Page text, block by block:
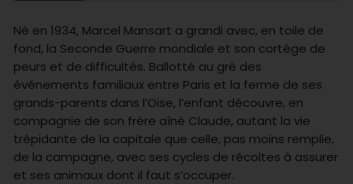
Né en 1934, Marcel Mansart a grandi avec, en toile de
fond, la Seconde Guerre mondiale et son cortège de
peurs et de difficultés. Ballotté au gré des
événements familiaux entre Paris et la ferme de ses
grands-parents dans l’Oise, l’enfant découvre, en
compagnie de son frère aîné Claude, autant la vie
trépidante de la capitale que celle, pas moins remplie,
de la campagne, avec ses cycles de récoltes à assurer
et ses animaux dont il faut s’occuper.